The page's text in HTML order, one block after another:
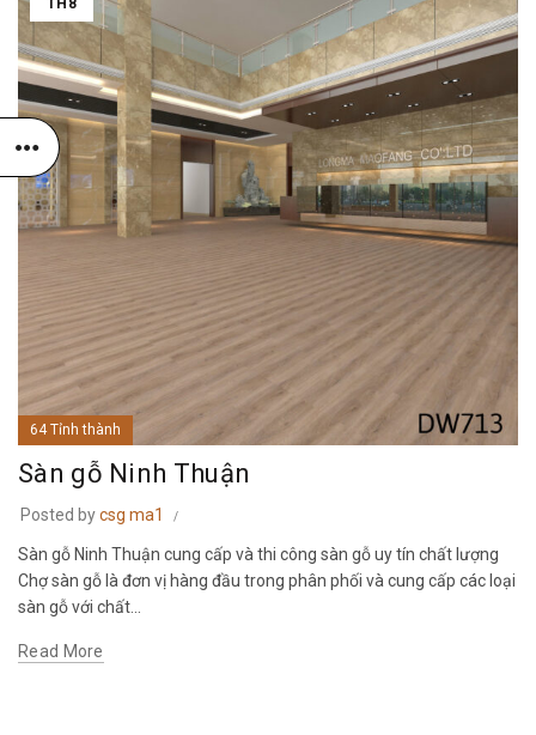
TH8
64 Tỉnh thành
Sàn gỗ Ninh Thuận
Posted bycsg ma1
Sàn gỗ Ninh Thuận cung cấp và thi công sàn gỗ uy tín chất lượng
Chợ sàn gỗ là đơn vị hàng đầu trong phân phối và cung cấp các loại
sàn gỗ với chất...
Read More